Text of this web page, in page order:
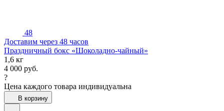
48
Доставим через 48 часов
Праздничный бокс «Шоколадно-чайный»
1,6 кг
4 000 руб.
?
Цена каждого товара индивидуальна
В корзину